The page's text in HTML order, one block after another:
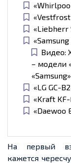
«Vestfrost
«Liebherr
Видео:
– модели
«Samsung»
«LG GC-
«Kraft
«Daewoo
На первый
кажется